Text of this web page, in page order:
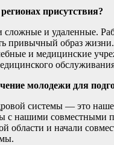
присутствия?
и удаленные.
привычный образ
и медицинские
молодежи для
системы — это
с нашими совместными
области и начали